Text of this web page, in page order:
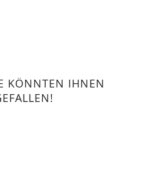
KÖNNTEN IHNEN